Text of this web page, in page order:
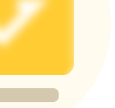
USDT
USDT Bonus